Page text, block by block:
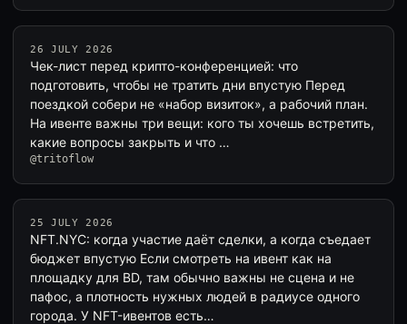
26 JULY 2026
Чек-лист перед крипто-конференцией: что
подготовить, чтобы не тратить дни впустую Перед
поездкой собери не «набор визиток», а рабочий план.
На ивенте важны три вещи: кого ты хочешь встретить,
какие вопросы закрыть и что …
@tritoflow
25 JULY 2026
NFT.NYC: когда участие даёт сделки, а когда съедает
бюджет впустую Если смотреть на ивент как на
площадку для BD, там обычно важны не сцена и не
пафос, а плотность нужных людей в радиусе одного
города. У NFT-ивентов есть…